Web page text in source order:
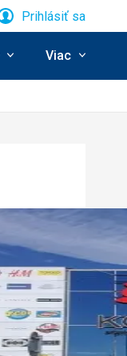
Prihlásiť sa
Viac